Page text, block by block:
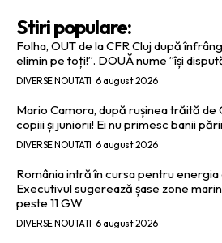
Stiri populare:
Folha, OUT de la CFR Cluj după
elimin pe toți!”. DOUĂ nume ”își
DIVERSE NOUTATI 6 august 2026
Mario Camora, după rușinea trăită de
copiii și juniorii! Ei nu primesc banii
DIVERSE NOUTATI 6 august 2026
România intră în cursa pentru
Executivul sugerează șase zone
peste 11 GW
DIVERSE NOUTATI 6 august 2026